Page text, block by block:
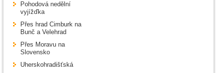
Pohodová nedělní
vyjížďka
Přes hrad Cimburk na
Bunč a Velehrad
Přes Moravu na
Slovensko
Uherskohradišťská